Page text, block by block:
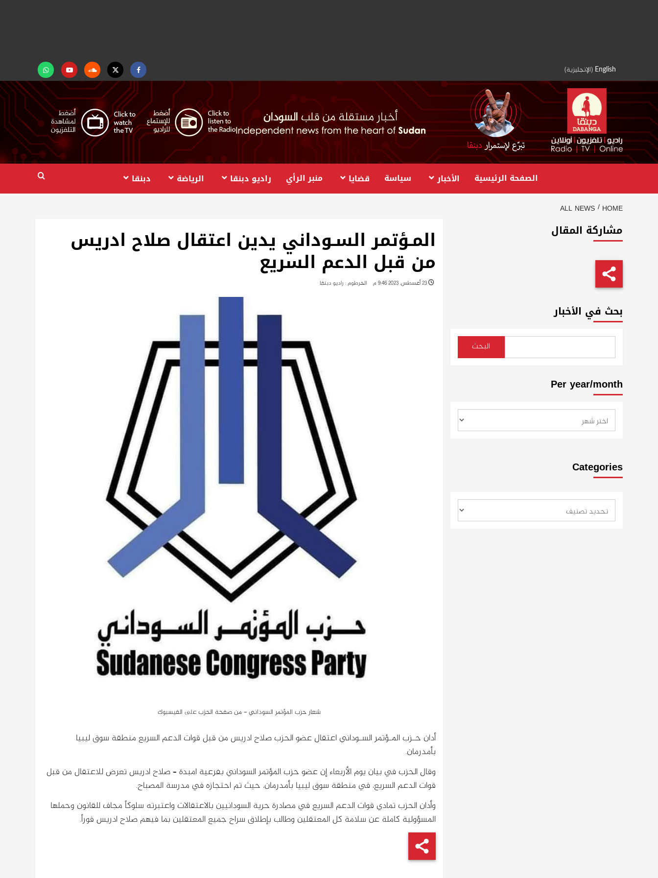
English
(الإنجليزية)
Facebook
Twitter
Soundcloud
Youtubeتابعنا
على
واتساب
الصفحة الرئيسية الأخبار سياسة قضايا منبر الرأي راديو دبنقا الرياضة دبنقا
HOME
ALL NEWS
المـؤتمر السـوداني يدين اعتقال صلاح ادريس
من قبل الدعم السريع
23 أغسطس، 2023 9:46 م الخرطوم : راديو دبنقا
شعار حزب المؤتمر السوداني - من صفحة الحزب على الفيسبوك
أدان حـزب المـؤتمر السـوداني اعتقال عضو الحزب صلاح ادريس من قبل قوات الدعم السريع منطقة سوق ليبيا
بأمدرمان.
وقال الحزب في بيان يوم الأربعاء إن عضو حزب المؤتمر السوداني بفرعية امبدة – صلاح ادريس تعرض للاعتقال من قبل
قوات الدعم السريع، في منطقة سوق ليبيا بأمدرمان، حيث تم احتجازه في مدرسة المصباح.
وأدان الحزب تمادي قوات الدعم السريع في مصادرة حرية السودانيين بالاعتقالات واعتبرته سلوكاً مجاف للقانون وحملها
المسؤولية كاملة عن سلامة كل المعتقلين وطالب بإطلاق سراح جميع المعتقلين بما فيهم صلاح ادريس فوراً.
مشاركة المقال
بحث في الأخبار
البحث
Per year/month
Categories